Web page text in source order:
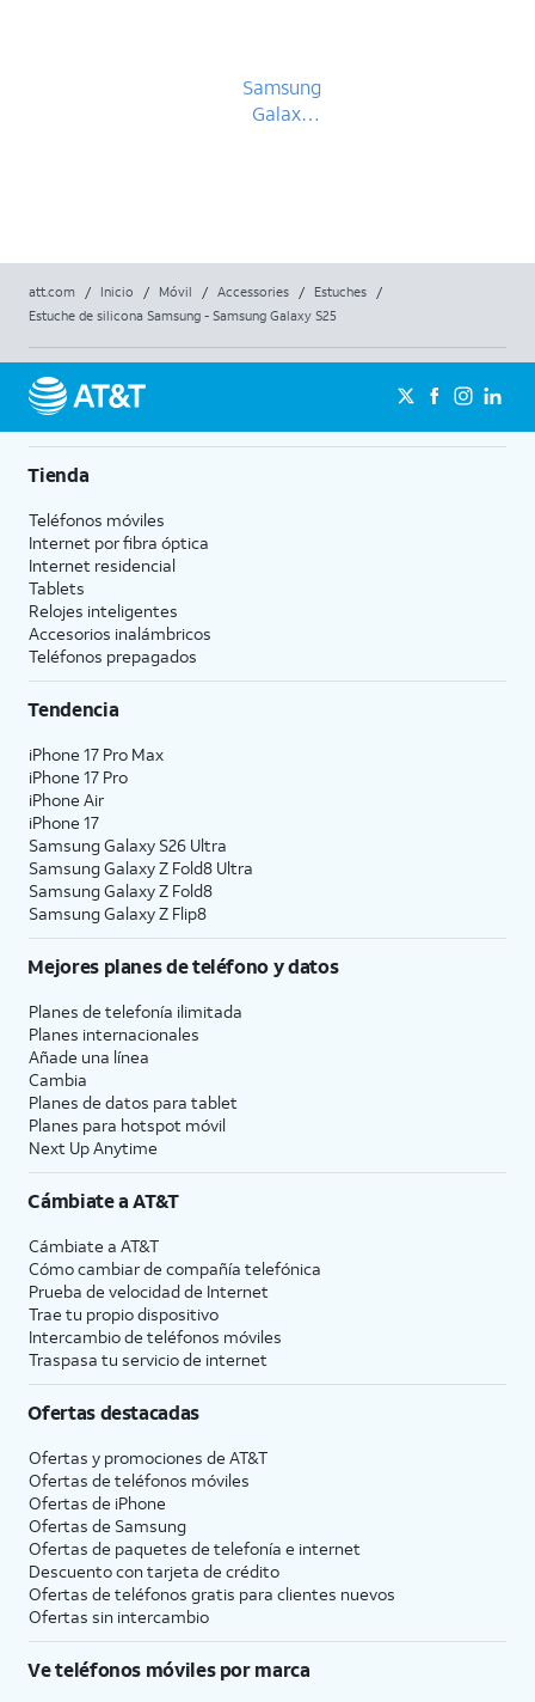
Samsung
Galaxy
att.com / Inicio / Móvil / Accessories / Estuches
/
Estuche de silicona Samsung - Samsung Galaxy S25
Tienda
Teléfonos móviles
Internet por fibra óptica
Internet residencial
Tablets
Relojes inteligentes
Accesorios inalámbricos
Teléfonos prepagados
Tendencia
iPhone 17 Pro Max
iPhone 17 Pro
iPhone Air
iPhone 17
Samsung Galaxy S26 Ultra
Samsung Galaxy Z Fold8 Ultra
Samsung Galaxy Z Fold8
Samsung Galaxy Z Flip8
Mejores planes de teléfono y datos
Planes de telefonía ilimitada
Planes internacionales
Añade una línea
Cambia
Planes de datos para tablet
Planes para hotspot móvil
Next Up Anytime
Cámbiate aAT&T
Cámbiate a AT&T
Cómo cambiar de compañía telefónica
Prueba de velocidad de Internet
Trae tu propio dispositivo
Intercambio de teléfonos móviles
Traspasa tu servicio de internet
Ofertas destacadas
Ofertas y promociones de AT&T
Ofertas de teléfonos móviles
Ofertas de iPhone
Ofertas de Samsung
Ofertas de paquetes de telefonía e internet
Descuento con tarjeta de crédito
Ofertas de teléfonos gratis para clientes nuevos
Ofertas sin intercambio
Ve teléfonos móviles por marca